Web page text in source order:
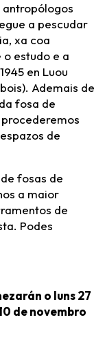
a pescudar
xa coa
estudo e a
en Luou
Ademais de
fosa de
de
fosas de
a maior
de
Podes
o luns 27
de novembro